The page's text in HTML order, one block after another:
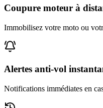
Coupure moteur à
Immobilisez votre moto ou
Alertes anti-vol
Notifications immédiates en